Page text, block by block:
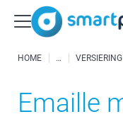
HOME
Emaille